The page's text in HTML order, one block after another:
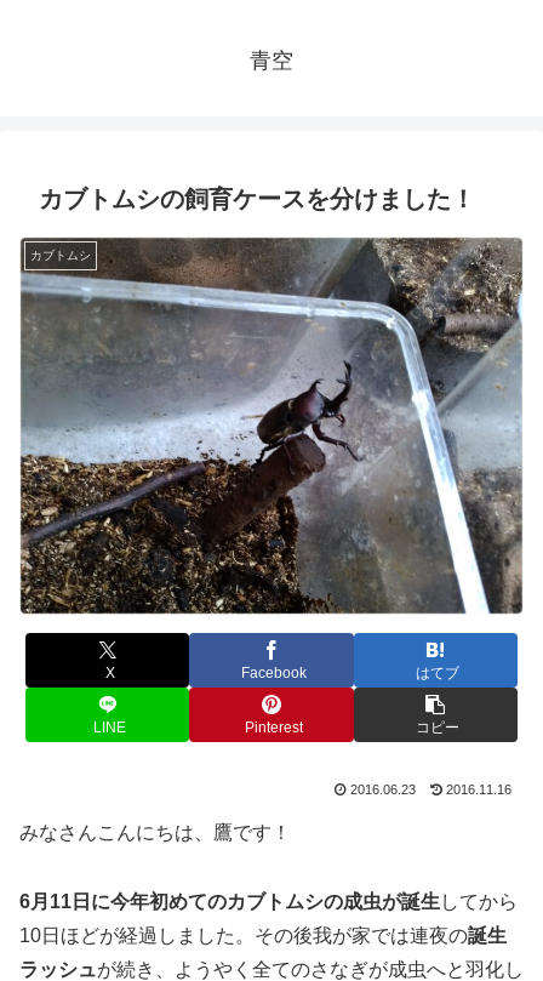
青空
カブトムシの飼育ケースを分けました！
カブトムシ
X Facebook はてブ
LINE Pinterest コピー
2016.06.23 2016.11.16
みなさんこんにちは、鷹です！
6月11日に今年初めてのカブトムシの成虫が誕生 してから
10日ほどが経過しました。その後我が家では連夜の誕生
ラッシュが続き、ようやく全てのさなぎが成虫へと羽化し